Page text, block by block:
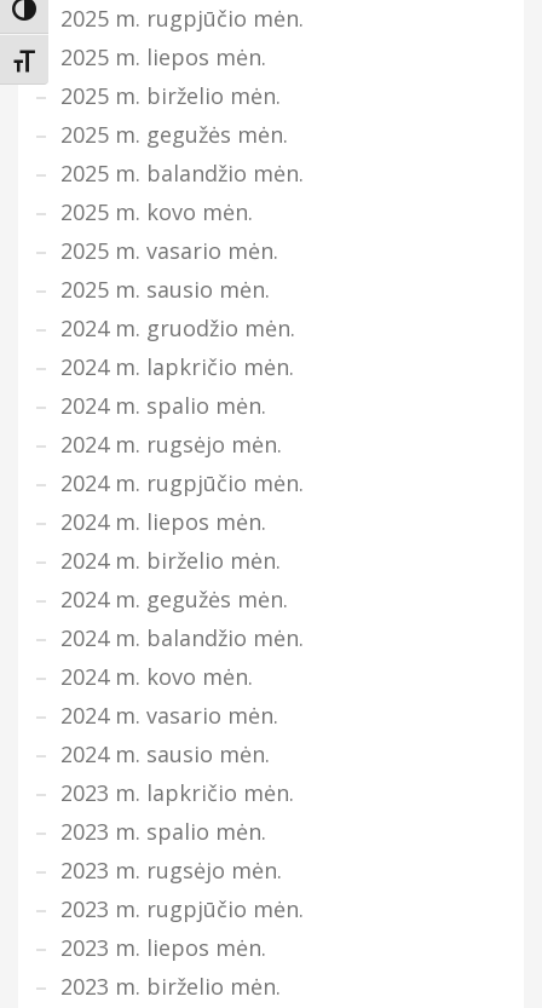
Įjungti didesnį kontrastą
Keisti teksto dydį
2025 m. rugpjūčio mėn.
2025 m. liepos mėn.
2025 m. birželio mėn.
2025 m. gegužės mėn.
2025 m. balandžio mėn.
2025 m. kovo mėn.
2025 m. vasario mėn.
2025 m. sausio mėn.
2024 m. gruodžio mėn.
2024 m. lapkričio mėn.
2024 m. spalio mėn.
2024 m. rugsėjo mėn.
2024 m. rugpjūčio mėn.
2024 m. liepos mėn.
2024 m. birželio mėn.
2024 m. gegužės mėn.
2024 m. balandžio mėn.
2024 m. kovo mėn.
2024 m. vasario mėn.
2024 m. sausio mėn.
2023 m. lapkričio mėn.
2023 m. spalio mėn.
2023 m. rugsėjo mėn.
2023 m. rugpjūčio mėn.
2023 m. liepos mėn.
2023 m. birželio mėn.